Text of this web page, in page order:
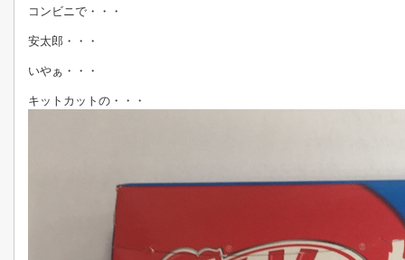
コンビニで・・・
安太郎・・・
いやぁ・・・
キットカットの・・・